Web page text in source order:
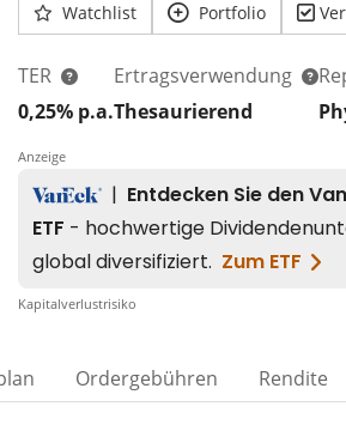
Watchlist Portfolio
TER
0,25% p.a.
Ertragsverwendung
Thesaurierend
Anzeige
Kapitalverlustrisiko
Ordergebühren Rendite